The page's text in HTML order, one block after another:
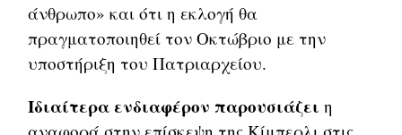
άνθρωπο» και ότι η εκλογή θα
πραγματοποιηθεί τον Οκτώβριο με την
υποστήριξη του Πατριαρχείου.
Ιδιαίτερα ενδιαφέρον παρουσιάζει η